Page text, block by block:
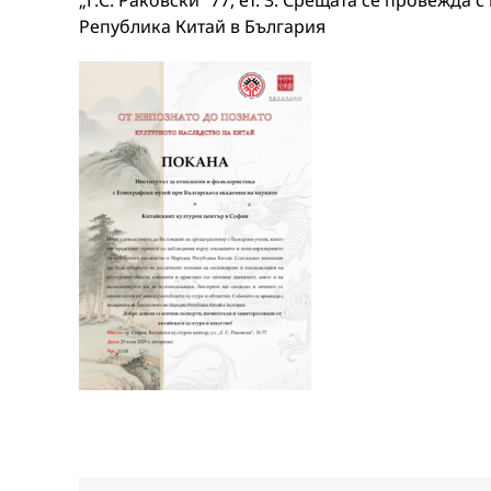
Република Китай в България